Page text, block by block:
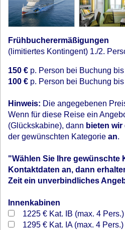
Frühbucherermäßigungen
(limitiertes Kontingent) 1./2.
150 € p. Person bei Buchung
100 € p. Person bei Buchung
Hinweis: Die angegebenen
Wenn für diese Reise ein
(Glückskabine), dann bieten wir
der gewünschten Kategorie an.
"Wählen Sie Ihre gewünschte
Kontaktdaten an, dann
Zeit ein unverbindliches
Innenkabinen
1225 € Kat. IB (max. 4 Pers.)
1295 € Kat. IA (max. 4